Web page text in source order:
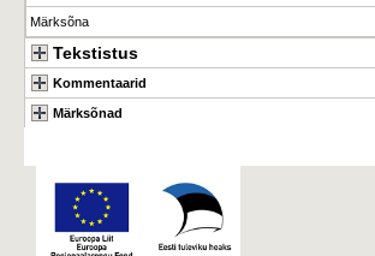
Märksõna
Tekstistus
Kommentaarid
Märksõnad